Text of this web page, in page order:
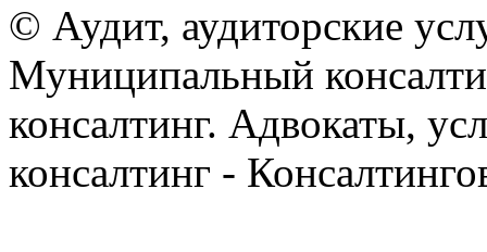
© Аудит, аудиторские
Муниципальный
консалтинг. Адвокаты,
консалтинг -